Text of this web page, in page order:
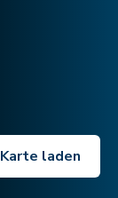
Karte laden